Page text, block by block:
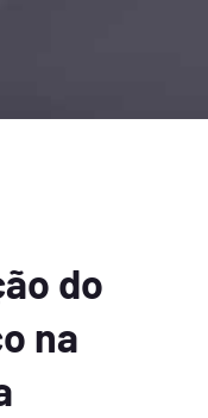
do
na